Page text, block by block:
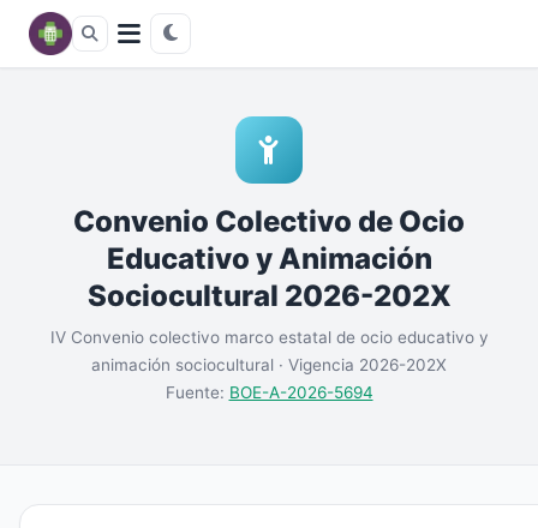
Convenio Colectivo de Ocio
Educativo y Animación
Sociocultural 2026-202X
IV Convenio colectivo marco estatal de ocio educativo y
animación sociocultural · Vigencia 2026-202X
Fuente: BOE-A-2026-5694